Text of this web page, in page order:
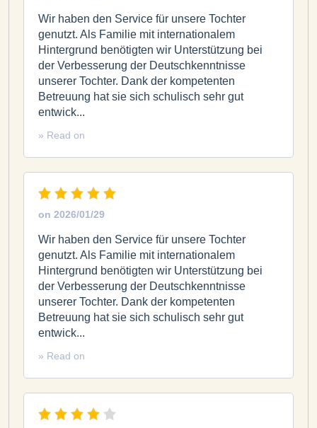
Wir haben den Service für unsere Tochter
genutzt. Als Familie mit internationalem
Hintergrund benötigten wir Unterstützung bei
der Verbesserung der Deutschkenntnisse
unserer Tochter. Dank der kompetenten
Betreuung hat sie sich schulisch sehr gut
entwick...
» Read on
on 2026/01/29
Wir haben den Service für unsere Tochter
genutzt. Als Familie mit internationalem
Hintergrund benötigten wir Unterstützung bei
der Verbesserung der Deutschkenntnisse
unserer Tochter. Dank der kompetenten
Betreuung hat sie sich schulisch sehr gut
entwick...
» Read on